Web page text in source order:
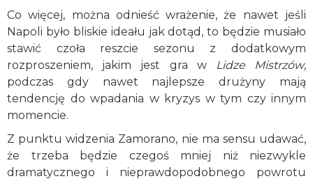
Co więcej, można odnieść wrażenie, że nawet jeśli
Napoli było bliskie ideału jak dotąd, to będzie musiało
stawić czoła reszcie sezonu z dodatkowym
rozproszeniem, jakim jest gra w
Lidze Mistrzów,
podczas gdy nawet najlepsze drużyny mają
tendencję do wpadania w kryzys w tym czy innym
momencie.
Z punktu widzenia Zamorano, nie ma sensu udawać,
że trzeba będzie czegoś mniej niż niezwykle
dramatycznego i nieprawdopodobnego powrotu